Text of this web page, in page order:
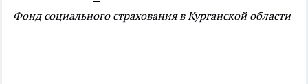
Фонд социального страхования в Курганской области